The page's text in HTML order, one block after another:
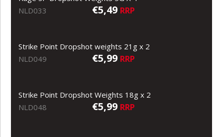
NLD033
€5,49 RRP
Strike Point Dropshot weights 21g x 2
NLD049
€5,99 RRP
Strike Point Dropshot Weights 18g x 2
NLD048
€5,99 RRP